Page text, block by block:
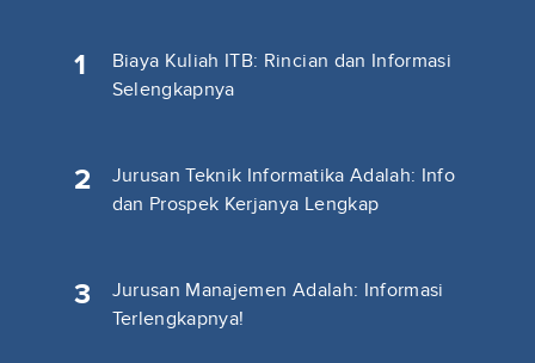
1
Biaya Kuliah ITB: Rincian dan Informasi
Selengkapnya
2
Jurusan Teknik Informatika Adalah: Info
dan Prospek Kerjanya Lengkap
3
Jurusan Manajemen Adalah: Informasi
Terlengkapnya!